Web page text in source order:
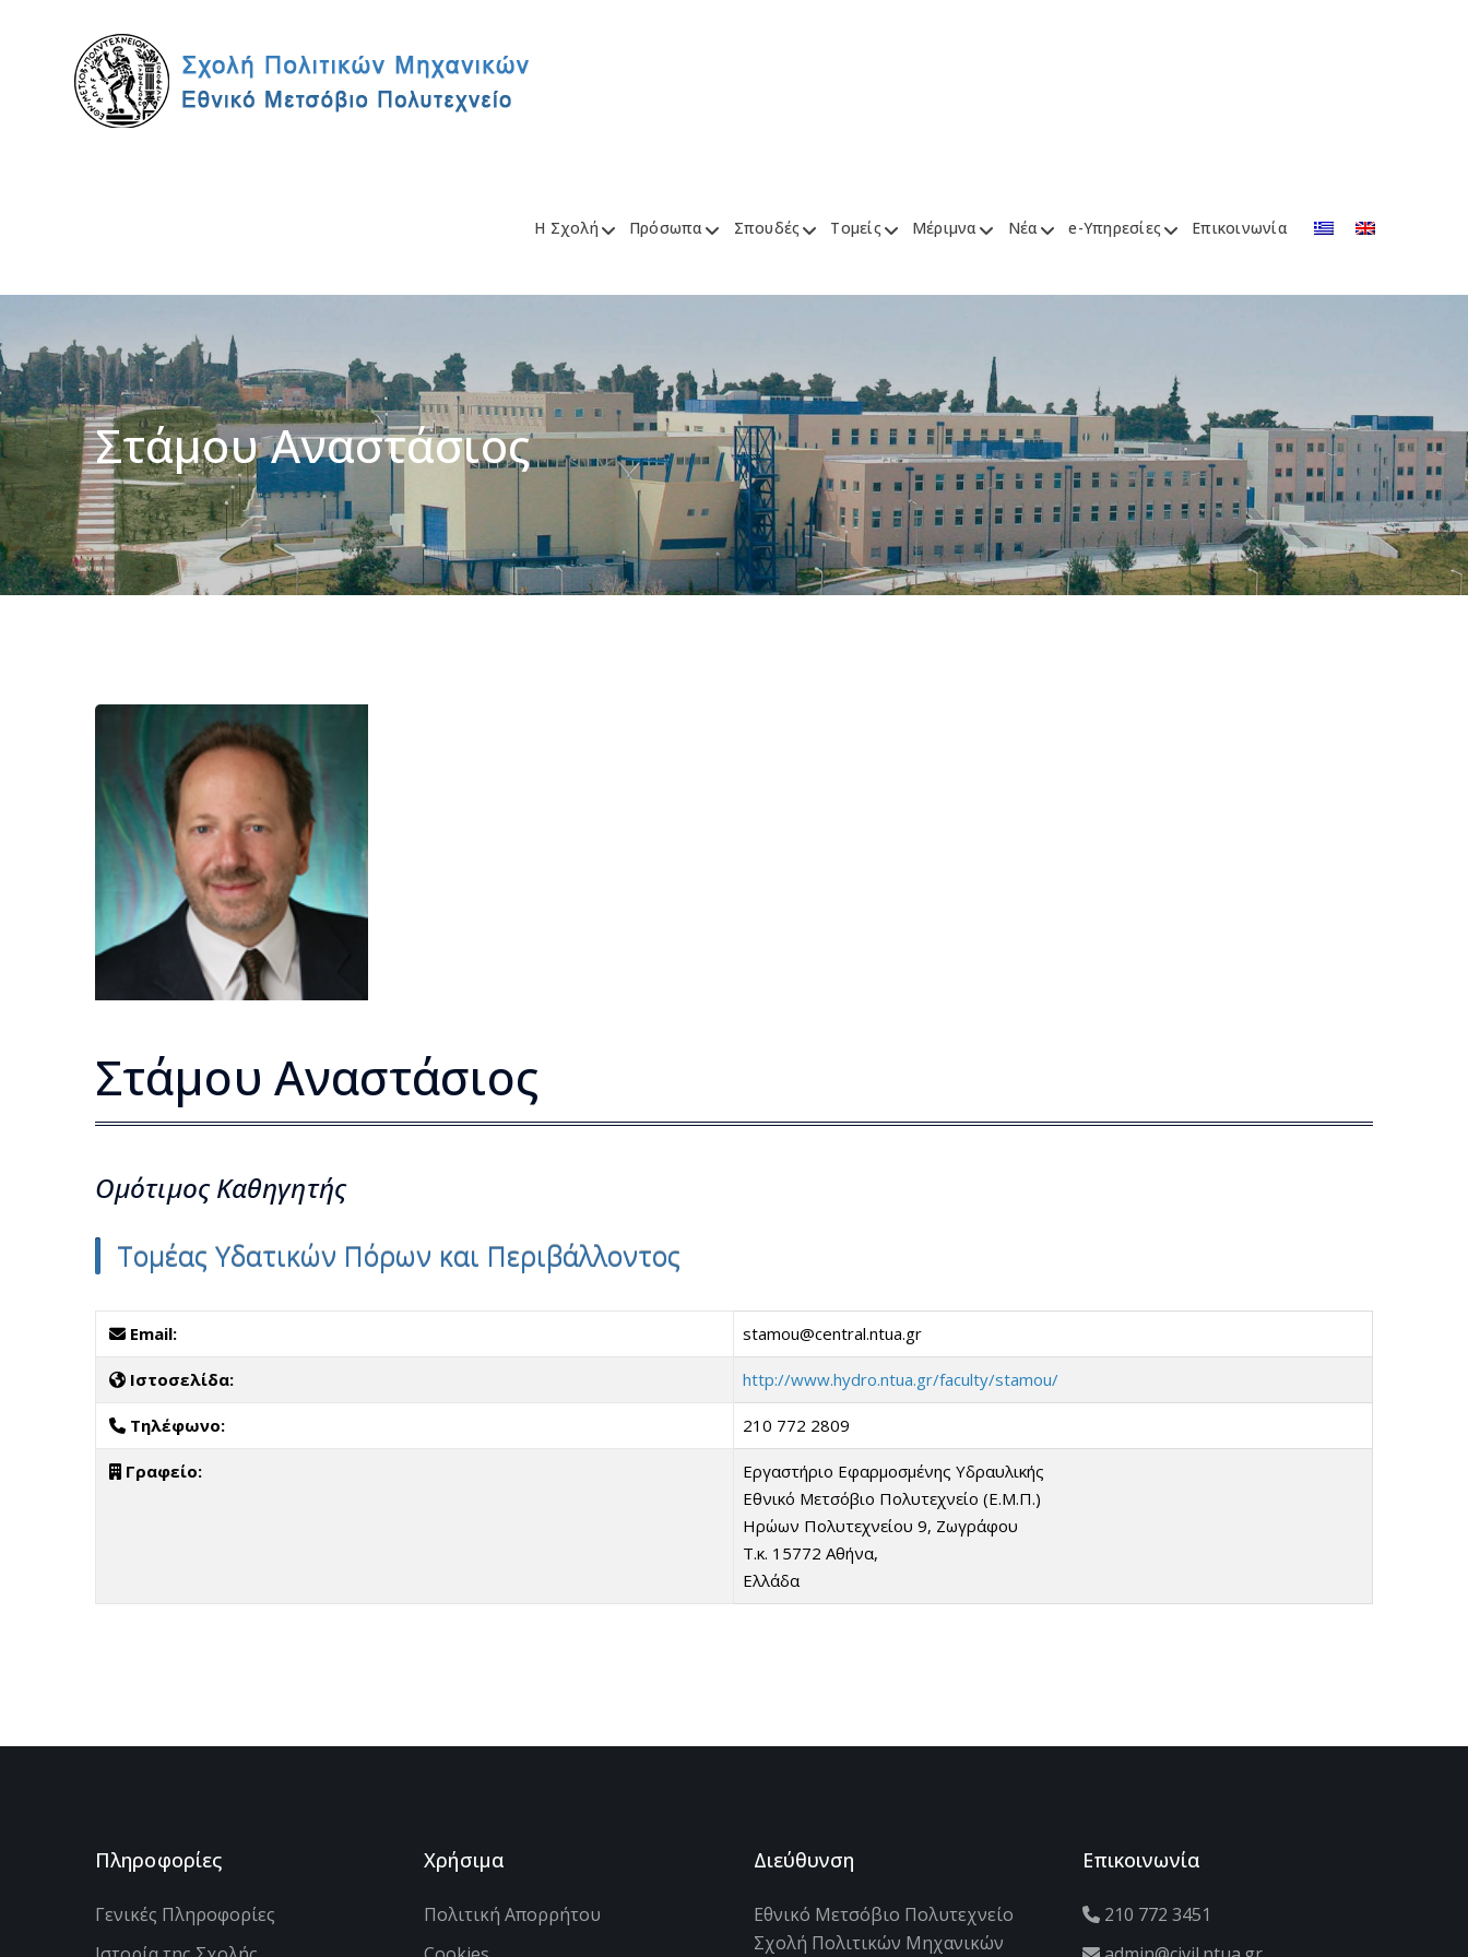
Η Σχολή Πρόσωπα Σπουδές Τομείς Μέριμνα Νέα e-Υπηρεσίες Επικοινωνία
Στάμου Αναστάσιος
Στάμου Αναστάσιος
Ομότιμος Kαθηγητής
Τομέας Υδατικών Πόρων και Περιβάλλοντος
Email: stamou@central.ntua.gr
Ιστοσελίδα: http://www.hydro.ntua.gr/faculty/stamou/
Τηλέφωνο: 210 772 2809
Γραφείο:
Εργαστήριο Εφαρμοσμένης Υδραυλικής
Εθνικό Μετσόβιο Πολυτεχνείο (Ε.Μ.Π.)
Ηρώων Πολυτεχνείου 9, Ζωγράφου
Τ.κ. 15772 Αθήνα,
Ελλάδα
Πληροφορίες
Γενικές Πληροφορίες
Χρήσιμα
Πολιτική Απορρήτου
Διεύθυνση
Εθνικό Μετσόβιο Πολυτεχνείο
Σχολή Πολιτικών Μηχανικών
Επικοινωνία
210 772 3451